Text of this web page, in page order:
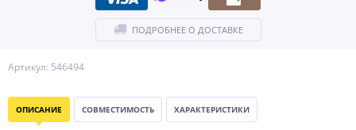
Артикул: 546494
ПОДРОБНЕЕ О ДОСТАВКЕ
ОПИСАНИЕ СОВМЕСТИМОСТЬ ХАРАКТЕРИСТИКИ